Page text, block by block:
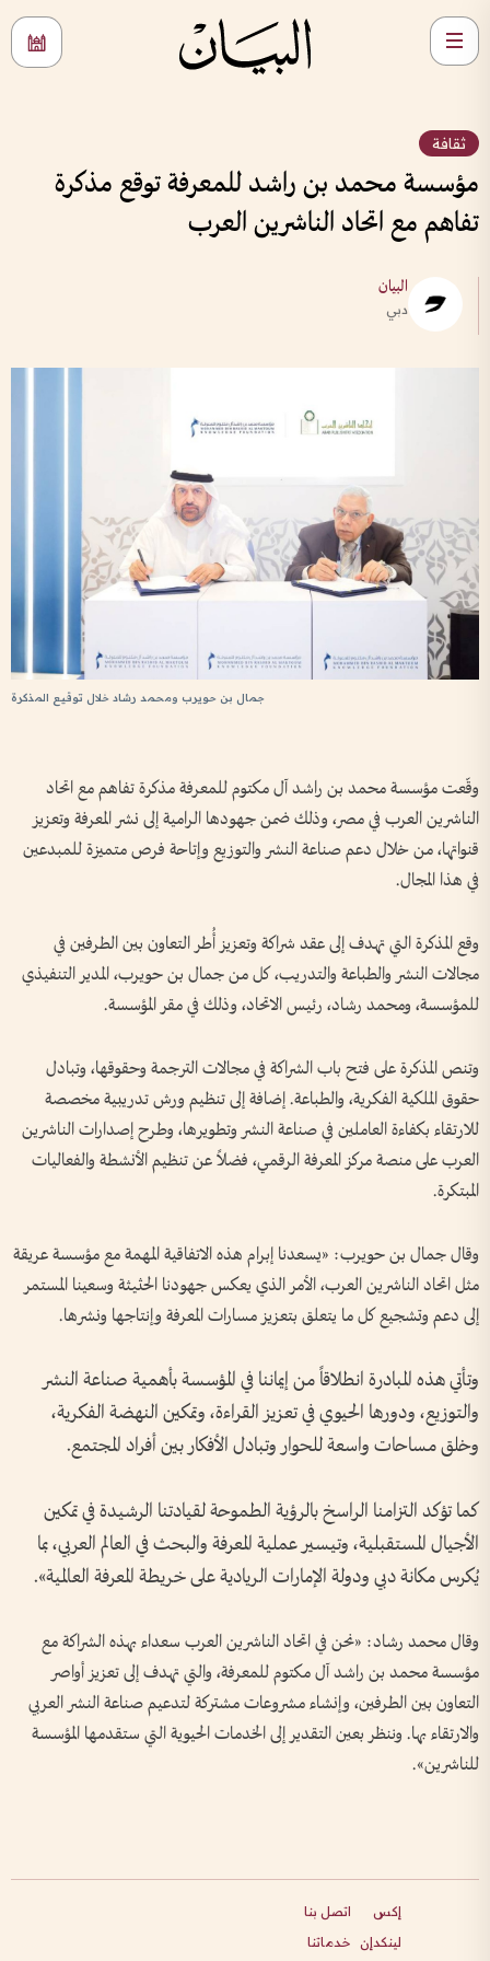
ثقافة
مؤسسة محمد بن راشد للمعرفة توقع مذكرة
تفاهم مع اتحاد الناشرين العرب
البيان
دبي
جمال بن حويرب ومحمد رشاد خلال توقيع المذكرة
وقّعت مؤسسة محمد بن راشد آل مكتوم للمعرفة مذكرة تفاهم مع اتحاد
الناشرين العرب في مصر، وذلك ضمن جهودها الرامية إلى نشر المعرفة وتعزيز
قنواتها، من خلال دعم صناعة النشر والتوزيع وإتاحة فرص متميزة للمبدعين
في هذا المجال.
وقع المذكرة التي تهدف إلى عقد شراكة وتعزيز أُطر التعاون بين الطرفين في
مجالات النشر والطباعة والتدريب، كل من جمال بن حويرب، المدير التنفيذي
للمؤسسة، ومحمد رشاد، رئيس الاتحاد، وذلك في مقر المؤسسة.
وتنص المذكرة على فتح باب الشراكة في مجالات الترجمة وحقوقها، وتبادل
حقوق الملكية الفكرية، والطباعة. إضافة إلى تنظيم ورش تدريبية مخصصة
للارتقاء بكفاءة العاملين في صناعة النشر وتطويرها، وطرح إصدارات الناشرين
العرب على منصة مركز المعرفة الرقمي، فضلاً عن تنظيم الأنشطة والفعاليات
المبتكرة.
وقال جمال بن حويرب: «يسعدنا إبرام هذه الاتفاقية المهمة مع مؤسسة عريقة
مثل اتحاد الناشرين العرب، الأمر الذي يعكس جهودنا الحثيثة وسعينا المستمر
إلى دعم وتشجيع كل ما يتعلق بتعزيز مسارات المعرفة وإنتاجها ونشرها.
وتأتي هذه المبادرة انطلاقاً من إيماننا في المؤسسة بأهمية صناعة النشر
والتوزيع، ودورها الحيوي في تعزيز القراءة، وتمكين النهضة الفكرية،
وخلق مساحات واسعة للحوار وتبادل الأفكار بين أفراد المجتمع.
كما تؤكد التزامنا الراسخ بالرؤية الطموحة لقيادتنا الرشيدة في تمكين
الأجيال المستقبلية، وتيسير عملية المعرفة والبحث في العالم العربي، بما
يُكرس مكانة دبي ودولة الإمارات الريادية على خريطة المعرفة العالمية».
وقال محمد رشاد: «نحن في اتحاد الناشرين العرب سعداء بهذه الشراكة مع
مؤسسة محمد بن راشد آل مكتوم للمعرفة، والتي تهدف إلى تعزيز أواصر
التعاون بين الطرفين، وإنشاء مشروعات مشتركة لتدعيم صناعة النشر العربي
والارتقاء بها. وننظر بعين التقدير إلى الخدمات الحيوية التي ستقدمها المؤسسة
للناشرين».
إكس
لينكدإن
اتصل بنا
خدماتنا